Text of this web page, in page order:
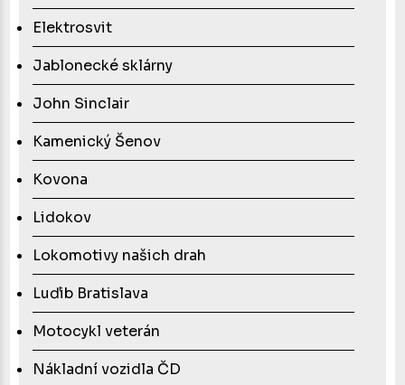
Elektrosvit
Jablonecké sklárny
John Sinclair
Kamenický Šenov
Kovona
Lidokov
Lokomotivy našich drah
Luďib Bratislava
Motocykl veterán
Nákladní vozidla ČD